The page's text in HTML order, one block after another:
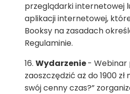
przeglądarki internetowej
aplikacji internetowej,
Booksy na zasadach
Regulaminie.
Wydarzenie- Webinar
zaoszczędzić aż do 1900
swój cenny czas?”